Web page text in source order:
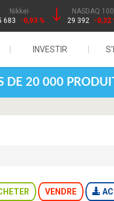
Nikkei
683
-0,93 %
NASDAQ 100
29 392
-0,32
INVESTIR
DE 20 000
VENDRE